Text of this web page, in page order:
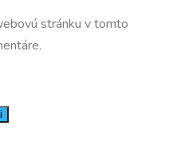
stránku v tomto